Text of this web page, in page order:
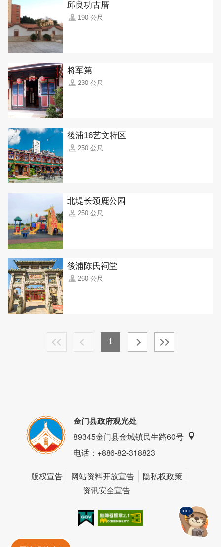
邱良功古厝
190 公尺
将军第
230 公尺
後浦16艺文特区
250 公尺
北堤长颈鹿公园
250 公尺
後浦陈氏祠堂
260 公尺
1
金门县政府观光处
89345金门县金城镇民生路60号
电话：+886-82-318823
版权宣告 网站资料开放宣告
隐私权政策
资讯安全宣告